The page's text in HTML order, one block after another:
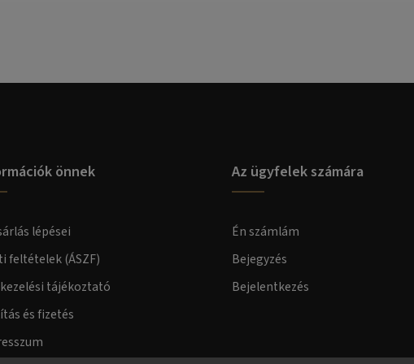
önnek
lépései
feltételek (ÁSZF)
tájékoztató
és fizetés
Az ügyfelek számára
Én számlám
Bejegyzés
Bejelentkezés